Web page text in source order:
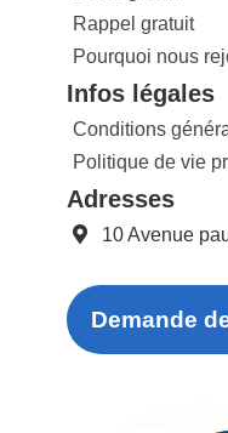
Rappel gratuit
Pourquoi nous
Infos légales
Conditions
Politique de vie
Adresses
10 Avenue
Demande